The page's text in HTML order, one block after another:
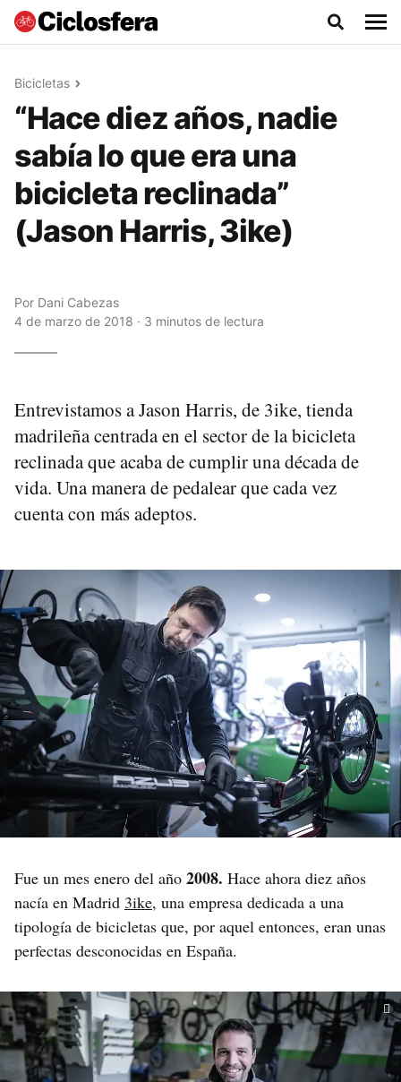
Bicicletas
“Hace diez años, nadie
sabía lo que era una
bicicleta reclinada”
(Jason Harris, 3ike)
Por Dani Cabezas
4 de marzo de 2018 · 3 minutos de lectura
Entrevistamos a Jason Harris, de 3ike, tienda
madrileña centrada en el sector de la bicicleta
reclinada que acaba de cumplir una década de
vida. Una manera de pedalear que cada vez
cuenta con más adeptos.
Fue un mes enero del año 2008. Hace ahora diez años
nacía en Madrid 3ike, una empresa dedicada a una
tipología de bicicletas que, por aquel entonces, eran unas
perfectas desconocidas en España.